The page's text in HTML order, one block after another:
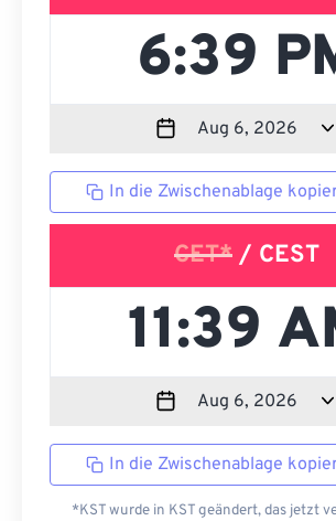
In die Zwischenablage
CET* / CEST
In die Zwischenablage
*KST wurde in KST geändert, das jetzt